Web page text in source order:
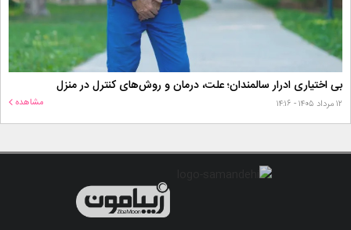
بی اختیاری ادرار سالمندان؛ علت، درمان و روش‌های کنترل در منزل
۱۲ مرداد ۱۴۰۵ - ۱۴:۱۶ مشاهده